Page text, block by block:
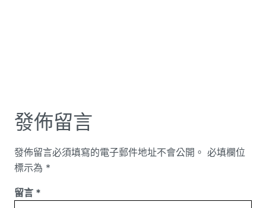
發佈留言
發佈留言必須填寫的電子郵件地址不會公開。 必填欄位
標示為 *
留言 *